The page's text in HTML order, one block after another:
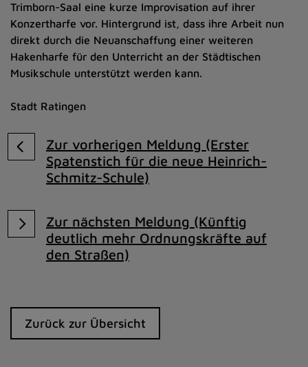
Trimborn-Saal eine kurze Improvisation auf ihrer
Konzertharfe vor. Hintergrund ist, dass ihre Arbeit nun
direkt durch die Neuanschaffung einer weiteren
Hakenharfe für den Unterricht an der Städtischen
Musikschule unterstützt werden kann.
Stadt Ratingen
Zur vorherigen Meldung (Erster
Spatenstich für die neue Heinrich-
Schmitz-Schule)
Zur nächsten Meldung (Künftig
deutlich mehr Ordnungskräfte auf
den Straßen)
Zurück zur Übersicht